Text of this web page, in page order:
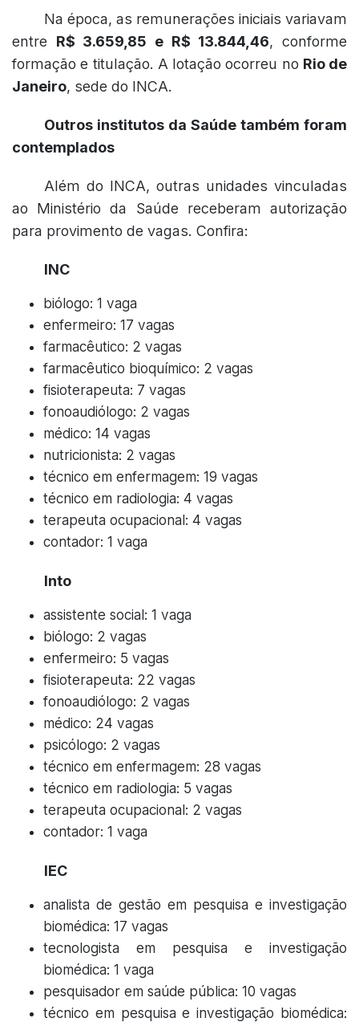
Na época, as remunerações iniciais variavam
entre R$ 3.659,85 e R$ 13.844,46, conforme
formação e titulação. A lotação ocorreu no Rio de
Janeiro, sede do INCA.
Outros institutos da Saúde também foram
contemplados
Além do INCA, outras unidades vinculadas
ao Ministério da Saúde receberam autorização
para provimento de vagas. Confira:
INC
biólogo: 1 vaga
enfermeiro: 17 vagas
farmacêutico: 2 vagas
farmacêutico bioquímico: 2 vagas
fisioterapeuta: 7 vagas
fonoaudiólogo: 2 vagas
médico: 14 vagas
nutricionista: 2 vagas
técnico em enfermagem: 19 vagas
técnico em radiologia: 4 vagas
terapeuta ocupacional: 4 vagas
contador: 1 vaga
Into
assistente social: 1 vaga
biólogo: 2 vagas
enfermeiro: 5 vagas
fisioterapeuta: 22 vagas
fonoaudiólogo: 2 vagas
médico: 24 vagas
psicólogo: 2 vagas
técnico em enfermagem: 28 vagas
técnico em radiologia: 5 vagas
terapeuta ocupacional: 2 vagas
contador: 1 vaga
IEC
analista de gestão em pesquisa e investigação
biomédica: 17 vagas
tecnologista em pesquisa e investigação
biomédica: 1 vaga
pesquisador em saúde pública: 10 vagas
técnico em pesquisa e investigação biomédica: